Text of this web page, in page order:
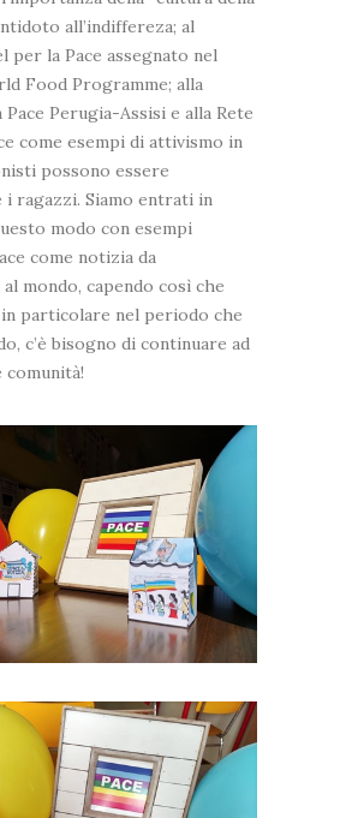
all’indiffereza; al
per la Pace assegnato nel
Food Programme; alla
Perugia-Assisi e alla Rete
come esempi di attivismo in
possono essere
ragazzi. Siamo entrati in
modo con esempi
come notizia da
mondo, capendo così che
particolare nel periodo che
c’è bisogno di continuare ad
comunità!